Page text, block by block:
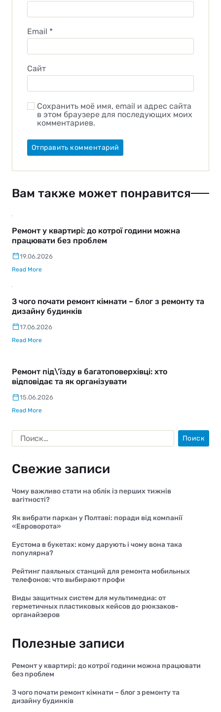
Email *
Сайт
Сохранить моё имя, email и адрес сайта
в этом браузере для последующих моих
комментариев.
Вам также может понравится
Ремонт у квартирі: до котрої години можна
працювати без проблем
19.06.2026
Read More
З чого почати ремонт кімнати – блог з ремонту та
дизайну будинків
17.06.2026
Read More
Ремонт під\’їзду в багатоповерхівці: хто
відповідає та як організувати
15.06.2026
Read More
Свежие записи
Чому важливо стати на облік із перших тижнів
вагітності?
Як вибрати паркан у Полтаві: поради від компанії
«Евроворота»
Еустома в букетах: кому дарують і чому вона така
популярна?
Рейтинг паяльных станций для ремонта мобильных
телефонов: что выбирают профи
Виды защитных систем для мультимедиа: от
герметичных пластиковых кейсов до рюкзаков-
органайзеров
Полезные записи
Ремонт у квартирі: до котрої години можна працювати
без проблем
З чого почати ремонт кімнати – блог з ремонту та
дизайну будинків